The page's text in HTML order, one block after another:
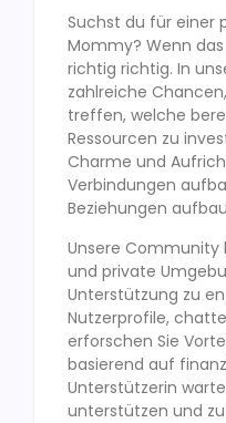
Suchst du für einer
Mommy? Wenn
richtig richtig. In
zahlreiche
treffen, welche
Ressourcen zu
Charme und
Verbindungen
Beziehungen
Unsere
und private
Unterstützung zu
Nutzerprofile,
erforschen Sie
basierend auf
Unterstützerin
unterstützen und